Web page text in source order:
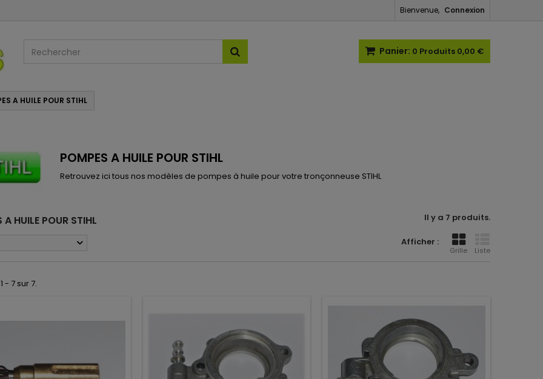
Bienvenue, Connexion
Panier: 0 Produits 0,00 €
A HUILE POUR STIHL
POMPES A HUILE POUR STIHL
Retrouvez ici tous nos modèles de pompes à huile pour votre tronçonneuse STIHL
A HUILE POUR STIHL Il y a 7 produits.
Afficher :
Grille Liste
- 7 sur 7.